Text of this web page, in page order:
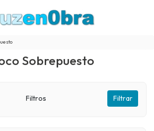
Sobrepuesto
Filtros Filtrar